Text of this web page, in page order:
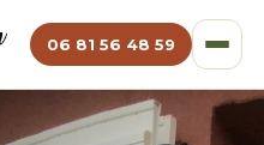
06 81 56 48 59